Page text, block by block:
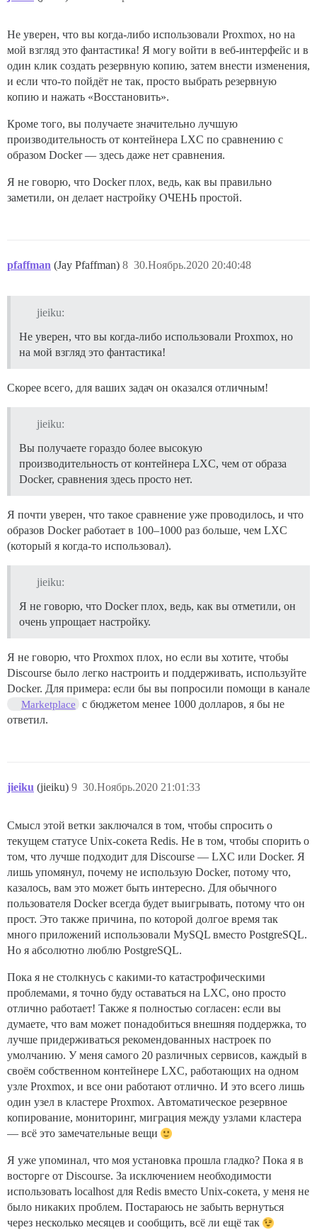
Не уверен, что вы когда-либо использовали Proxmox, но на
мой взгляд это фантастика! Я могу войти в веб-интерфейс и в
один клик создать резервную копию, затем внести изменения,
и если что-то пойдёт не так, просто выбрать резервную
копию и нажать «Восстановить».
Кроме того, вы получаете значительно лучшую
производительность от контейнера LXC по сравнению с
образом Docker — здесь даже нет сравнения.
Я не говорю, что Docker плох, ведь, как вы правильно
заметили, он делает настройку ОЧЕНЬ простой.
pfaffman (Jay Pfaffman) 30.Ноябрь.2020 20:40:48
8
jieiku:
Не уверен, что вы когда-либо использовали Proxmox, но
на мой взгляд это фантастика!
Скорее всего, для ваших задач он оказался отличным!
jieiku:
Вы получаете гораздо более высокую
производительность от контейнера LXC, чем от образа
Docker, сравнения здесь просто нет.
Я почти уверен, что такое сравнение уже проводилось, и что
образов Docker работает в 100–1000 раз больше, чем LXC
(который я когда-то использовал).
jieiku:
Я не говорю, что Docker плох, ведь, как вы отметили, он
очень упрощает настройку.
Я не говорю, что Proxmox плох, но если вы хотите, чтобы
Discourse было легко настроить и поддерживать, используйте
Docker. Для примера: если бы вы попросили помощи в канале
Marketplace
с бюджетом менее 1000 долларов, я бы не
ответил.
jieiku (jieiku) 30.Ноябрь.2020 21:01:33
9
Смысл этой ветки заключался в том, чтобы спросить о
текущем статусе Unix-сокета Redis. Не в том, чтобы спорить о
том, что лучше подходит для Discourse — LXC или Docker. Я
лишь упомянул, почему не использую Docker, потому что,
казалось, вам это может быть интересно. Для обычного
пользователя Docker всегда будет выигрывать, потому что он
прост. Это также причина, по которой долгое время так
много приложений использовали MySQL вместо PostgreSQL.
Но я абсолютно люблю PostgreSQL.
Пока я не столкнусь с какими-то катастрофическими
проблемами, я точно буду оставаться на LXC, оно просто
отлично работает! Также я полностью согласен: если вы
думаете, что вам может понадобиться внешняя поддержка, то
лучше придерживаться рекомендованных настроек по
умолчанию. У меня самого 20 различных сервисов, каждый в
своём собственном контейнере LXC, работающих на одном
узле Proxmox, и все они работают отлично. И это всего лишь
один узел в кластере Proxmox. Автоматическое резервное
копирование, мониторинг, миграция между узлами кластера
— всё это замечательные вещи
Я уже упоминал, что моя установка прошла гладко? Пока я в
восторге от Discourse. За исключением необходимости
использовать localhost для Redis вместо Unix-сокета, у меня не
было никаких проблем. Постараюсь не забыть вернуться
через несколько месяцев и сообщить, всё ли ещё так